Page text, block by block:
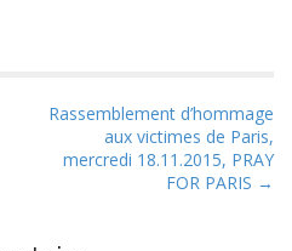
Rassemblement d’hommage
aux victimes de Paris,
mercredi 18.11.2015, PRAY
FOR PARIS →